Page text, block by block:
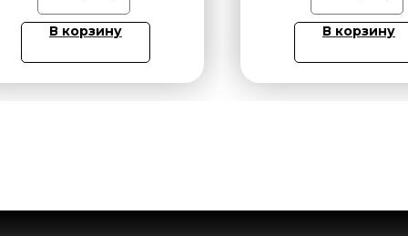
посадке в любое время
Отличный выбор для
изгороди, одиночных
и групповых посадок.
В корзину
ландшафтном
В корзину